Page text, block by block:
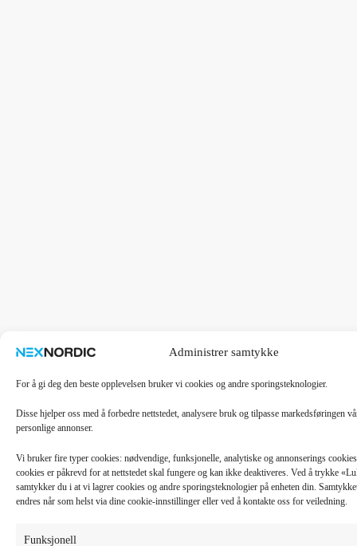
Administrer samtykke
For å gi deg den beste opplevelsen bruker vi cookies og andre sporingsteknologier.
Disse hjelper oss med å forbedre nettstedet, analysere bruk og tilpasse markedsføringen
personlige annonser.
Vi bruker fire typer cookies: nødvendige, funksjonelle, analytiske og annonserings
cookies er påkrevd for at nettstedet skal fungere og kan ikke deaktiveres. Ved å trykke
samtykker du i at vi lagrer cookies og andre sporingsteknologier på enheten din.
endres når som helst via dine cookie-innstillinger eller ved å kontakte oss for veiledning.
Funksjonell